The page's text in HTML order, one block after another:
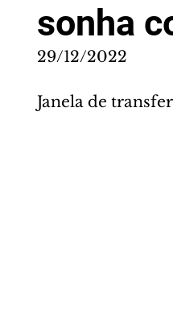
sonha
29/12/2022
Janela de